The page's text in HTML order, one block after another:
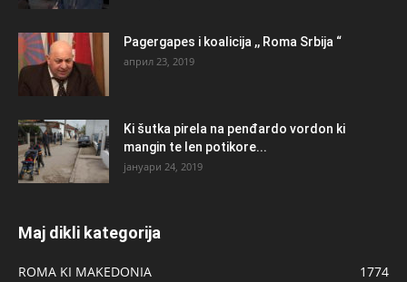
Pagergapes i koalicija ,, Roma Srbija “
април 23, 2019
Ki šutka pirela na penđardo vordon ki
mangin te len potikore...
јануари 24, 2019
Maj dikli kategorija
ROMA KI MAKEDONIA
1774